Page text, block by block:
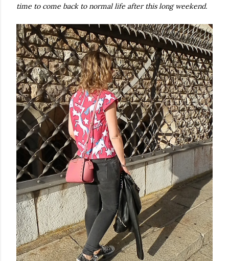
time to come back to normal life after this long weekend.